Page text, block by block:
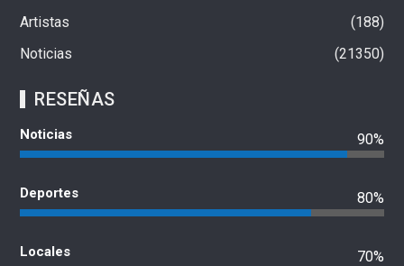
Artistas
188
Noticias
21350
RESEÑAS
Noticias 90%
Deportes 80%
Locales 70%